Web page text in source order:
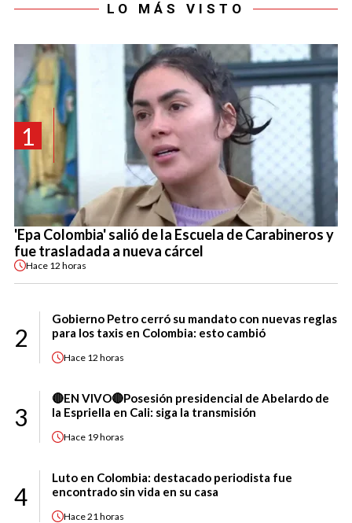
LO MÁS VISTO
1
'Epa Colombia' salió de la Escuela de Carabineros y
fue trasladada a nueva cárcel
Hace 12 horas
2
Gobierno Petro cerró su mandato con nuevas reglas
para los taxis en Colombia: esto cambió
Hace 12 horas
3
🔴EN VIVO🔴Posesión presidencial de Abelardo de
la Espriella en Cali: siga la transmisión
Hace 19 horas
4
Luto en Colombia: destacado periodista fue
encontrado sin vida en su casa
Hace21 horas